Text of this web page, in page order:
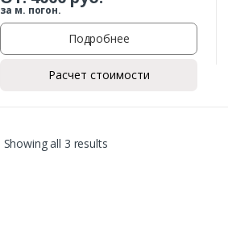
за м. погон.
Подробнее
Расчет стоимости
Showing all 3 results